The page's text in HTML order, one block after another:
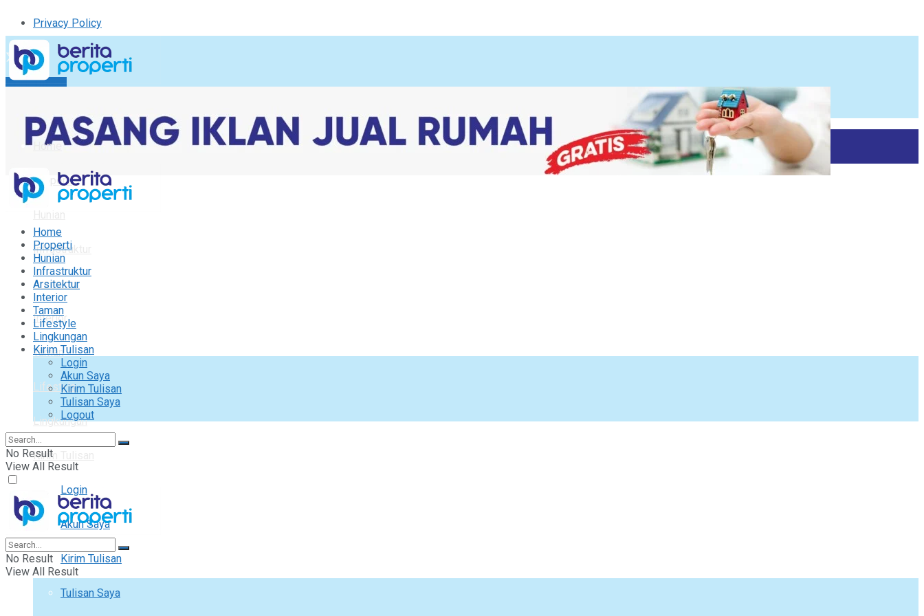
Privacy Policy
Kirim Tulisan
Logout
Home
Properti
Infrastruktur
Arsitektur
Interior
Taman
Lifestyle
Lingkungan
Kirim Tulisan
Login
Akun Saya
Kirim Tulisan
Tulisan Saya
Home
Properti
Hunian
Infrastruktur
Arsitektur
Interior
Taman
Lifestyle
Lingkungan
Kirim Tulisan
Login
Akun Saya
Kirim Tulisan
Tulisan Saya
Logout
No Result
View All Result
No Result
View All Result